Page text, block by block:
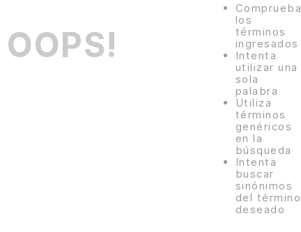
OOPS!
Comprueba
los
términos
ingresados
Intenta
utilizar una
sola
palabra
Utiliza
términos
genéricos
en la
búsqueda
Intenta
buscar
sinónimos
del término
deseado